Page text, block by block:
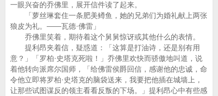
一眼兴奋的乔佛里，展开信件读了起来。
「萝丝琳套住一条肥美鳟鱼，她的兄弟们为婚礼献上两张
狼皮为礼。——瓦德·佛雷」
乔佛里笑着，期待着这个舅舅惊讶或其他什么的表情。
提利昂夹着信，疑惑道：「这算是打油诗，还是别有用
意？」「罗柏·史塔克死啦！」乔佛里欢快而骄傲地叫道，说
着他转向派席尔国师，「给佛雷侯爵回信，感谢他的忠诚，命
令他立即将罗柏·史塔克的脑袋送来，我要把他插在城墙上，
让那些试图谋反的领主看看反叛的下场。」提利昂心中有些感